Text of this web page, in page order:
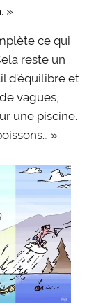
»
ce qui
reste un
d’équilibre et
vagues,
une piscine.
»